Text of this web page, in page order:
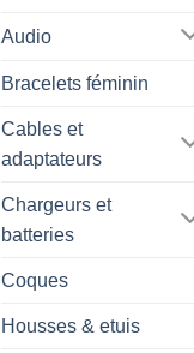
Audio
Bracelets féminin
Cables et
adaptateurs
Chargeurs et
batteries
Coques
Housses & etuis